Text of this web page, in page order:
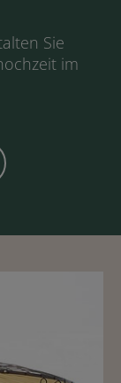
Sie
im